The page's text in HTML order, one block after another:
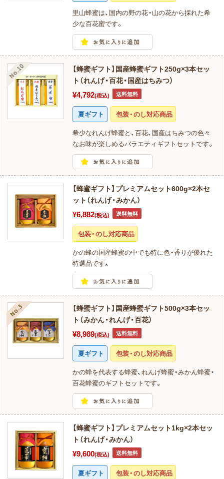
里山蜂蜜は、国内の野の花・山の花から採れた希
少な百花蜜です。
【蜂蜜ギフト】国産蜂蜜ギフト250g×3本セッ
ト（れんげ・百花・国産はちみつ）
¥4,792(税込) 送料無料
夏ギフト
包装・のし対応商品
希少なれんげ蜂蜜と、百花、国産はちみつの色々
なお味が楽しめるバラエティギフトセットです。
【蜂蜜ギフト】プレミアムセット600g×2本セ
ット（れんげ・みかん）
¥6,882(税込) 送料無料
包装・のし対応商品
かの蜂の国産蜂蜜の中でも特に色・香りが優れた
特選品です。
【蜂蜜ギフト】国産蜂蜜ギフト500g×3本セッ
ト（みかん・れんげ・百花）
¥8,989(税込) 送料無料
夏ギフト
包装・のし対応商品
かの蜂を代表する蜂蜜、れんげ蜂蜜・みかん蜂蜜・
百花蜂蜜のギフトセットです。
【蜂蜜ギフト】プレミアムセット1kg×2本セッ
ト（れんげ・みかん）
¥9,600(税込) 送料無料
夏ギフト 包装・のし対応商品